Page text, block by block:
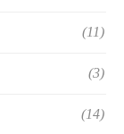
(11)
(3)
(14)